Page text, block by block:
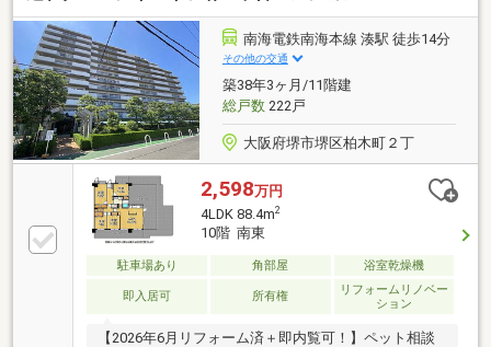
の開放感が魅力の1LDK。明るい陽光と心地よい風が室
内を包み込み、ゆったりとした時間をお過ごしいただ
けます。リフォーム履歴があり、室内は大変きれいな
状態です。収納スペースも豊富に確保されており、お
部屋をすっきり保ちながら快適に暮らせます。
南海電鉄南海本線 湊駅 徒歩14分
その他の交通
築38年3ヶ月/11階建
総戸数222戸
大阪府堺市堺区柏木町２丁
2,598万円
4LDK 88.4m2
10階 南東
駐車場あり 角部屋 浴室乾燥機
即入居可 所有権
リフォームリノベー
ション
【2026年6月リフォーム済＋即内覧可！】ペット相談